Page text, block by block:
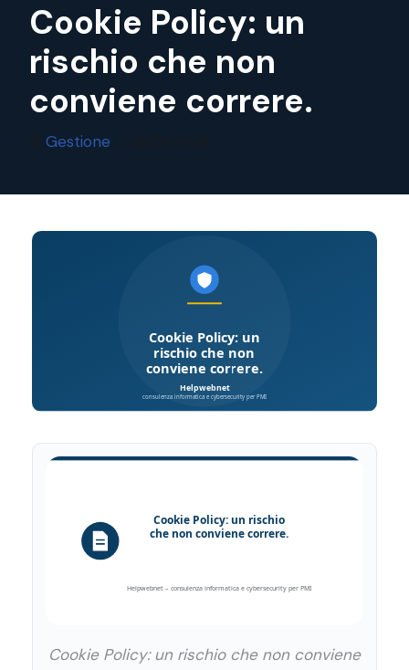
Cookie Policy: un
rischio che non
conviene correre.
Gestione
Cookie Policy: un rischio che non conviene